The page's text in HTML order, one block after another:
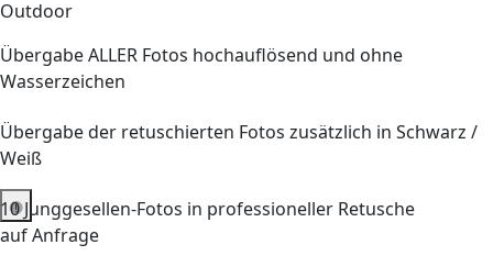
Outdoor
Übergabe ALLER Fotos hochauflösend und ohne
Wasserzeichen
Übergabe der retuschierten Fotos zusätzlich in Schwarz /
Weiß
auf Anfrage
10 Junggesellen-Fotos in professioneller Retusche